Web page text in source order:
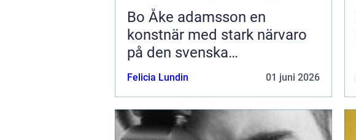
Bo Åke adamsson en
konstnär med stark närvaro
på den svenska
konstmarknaden
Felicia Lundin 01 juni 2026